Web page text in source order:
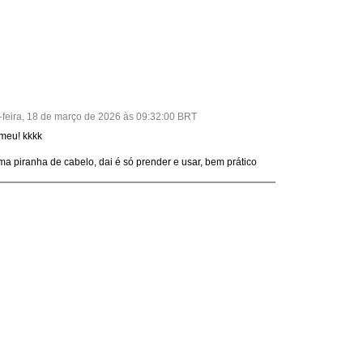
18 de março de 2026 às 09:32:00 BRT
kkkk
piranha de cabelo, dai é só prender e usar, bem prático